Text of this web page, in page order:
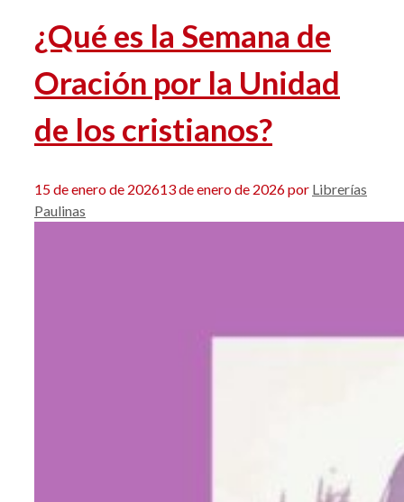
¿Qué es la Semana de
Oración por la Unidad
de los cristianos?
15 de enero de 202613 de enero de 2026por Librerías
Paulinas